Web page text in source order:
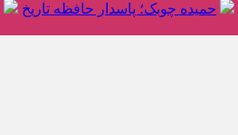
حمیده چوبک؛ پاسدار حافظه تاریخ